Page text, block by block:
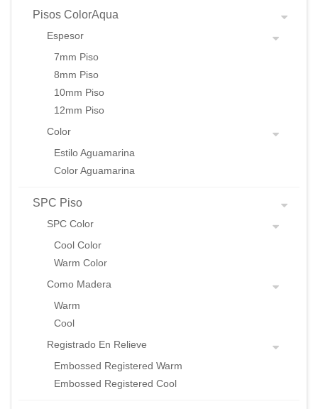
Pisos ColorAqua
Espesor
7mm Piso
8mm Piso
10mm Piso
12mm Piso
Color
Estilo Aguamarina
Color Aguamarina
SPC Piso
SPC Color
Cool Color
Warm Color
Como Madera
Warm
Cool
Registrado En Relieve
Embossed Registered Warm
Embossed Registered Cool